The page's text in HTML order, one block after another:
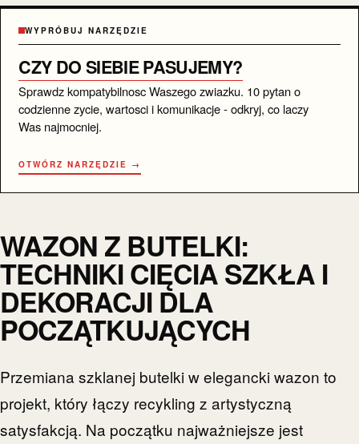
WYPRÓBUJ NARZĘDZIE
CZY DO SIEBIE PASUJEMY?
Sprawdz kompatybilnosc Waszego zwiazku. 10 pytan o
codzienne zycie, wartosci i komunikacje - odkryj, co laczy
Was najmocniej.
OTWÓRZ NARZĘDZIE →
WAZON Z BUTELKI:
TECHNIKI CIĘCIA SZKŁA I
DEKORACJI DLA
POCZĄTKUJĄCYCH
Przemiana szklanej butelki w elegancki wazon to
projekt, który łączy recykling z artystyczną
satysfakcją. Na początku najważniejsze jest